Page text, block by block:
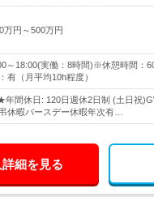
万円～500万円
～18:00(実働：8時間)※休憩時間：
有（月平均10h程度）
年間休日: 120日週休2日制 (土日祝
休暇バースデー休暇年次有…
細を見る